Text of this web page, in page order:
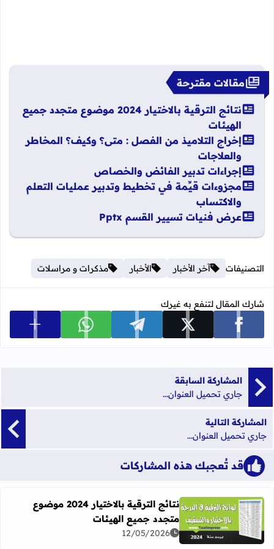
مقالات مقترحة
نتائج الترقية بالاختيار 2024 موضوع متجدد جميع
الهيئات
إخراج التلاميذ من الفصل : متى؟ وكيف؟ المخاطر
والعلاجات
إجراءات تدبير الفائض والخصاص
مجزوءات قيِّمة في تخطيط وتدبير عمليات التعلم
والاكتساب
عرض فنيات تسيير القسم Pptx
التصنيفات آخر الأخبار الأخبار مذكرات و مراسلات
شارك المقال لتنفع به غيرك
شارك على facebook شارك على x شارك على telegram شارك على whatsapp عرض
المشاركة السابقة
جاري تحميل العنوان...
المشاركة التالية
جاري تحميل العنوان...
قد تُعجبك هذه المشاركات
اقرأ المزيد عن نتائج الترقية بالاختيار 2024 موضوع متجدد جميع الهيئات
نتائج الترقية بالاختيار 2024 موضوع
متجدد جميع الهيئات
12/05/2026